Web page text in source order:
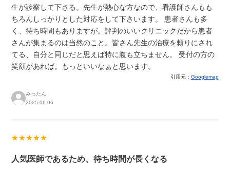
生が診察して下さる。先生が熱心な方なので、看護師さんもも
ちろんしっかりとした対応をして下さいます。 患者さんも多
く、待ち時間もありますが。評判のいいクリニックだから患者
さんが集まるのは当然のこと。皆さん先生の治療を頼りにされ
てる、自分と同じだと思えば特に腹も立ちません。 受付の方の
笑顔があれば。もっといいなぁと思います。
引用元： Googlemap
みったん
2025.06.06
★★★★★
人気医師であるため、待ち時間が長くなる